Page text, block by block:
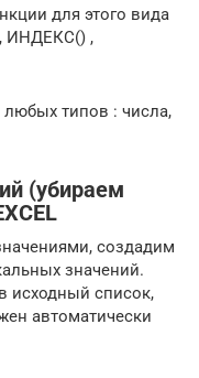
для этого вида
ИНДЕКС() ,
любых типов : числа,
(убираем
создадим
значений.
исходный список,
автоматически